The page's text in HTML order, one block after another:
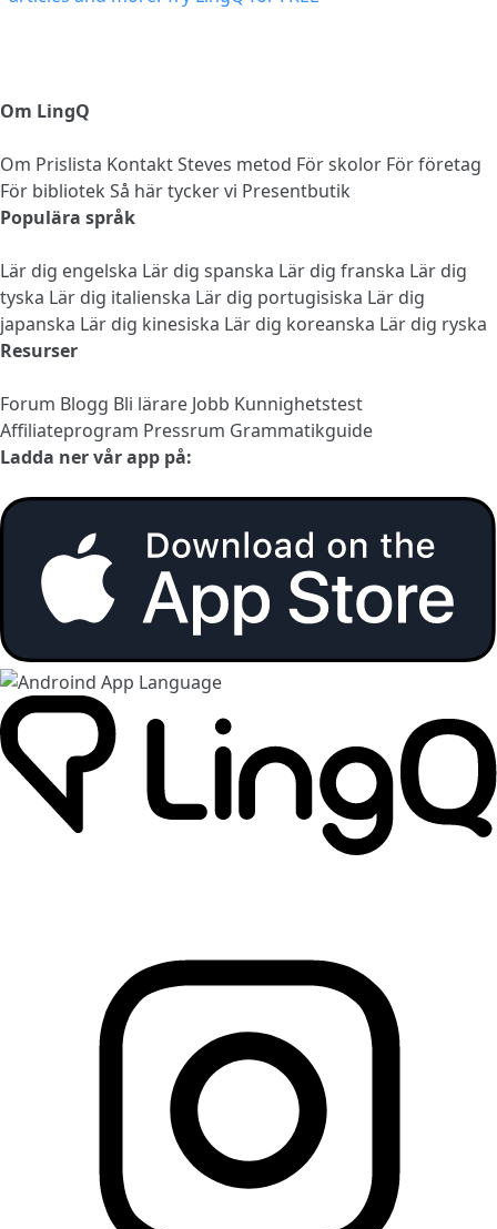
Om LingQ
Om Prislista KontaktSteves metod För skolor För företag
För bibliotek Så här tycker vi Presentbutik
Populära språk
Lär dig engelska Lär dig spanska Lär dig franska Lär dig
tyska Lär dig italienska Lär dig portugisiska Lär dig
japanska Lär dig kinesiska Lär dig koreanska Lär dig ryska
Resurser
Forum Blogg Bli lärare Jobb Kunnighetstest
Affiliateprogram Pressrum Grammatikguide
Ladda ner vår app på: